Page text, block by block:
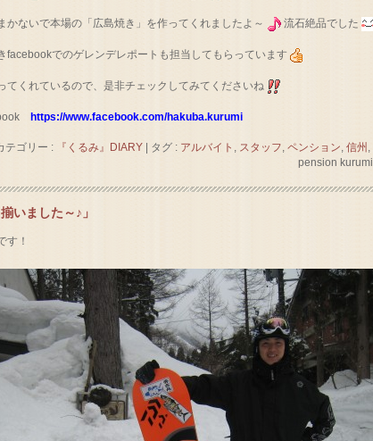
かないで本場の「広島焼き」を作ってくれましたよ～ 流石絶品でした
facebookでのゲレンデレポートも担当してもらっています
てくれているので、是非チェックしてみてくださいね
https://www.facebook.com/hakuba.kurumi
テゴリー : 『くるみ』DIARY タグ : アルバイト , スタッフ, ペンション, 信州 ,
pension kurumi
いました～♪」
す！